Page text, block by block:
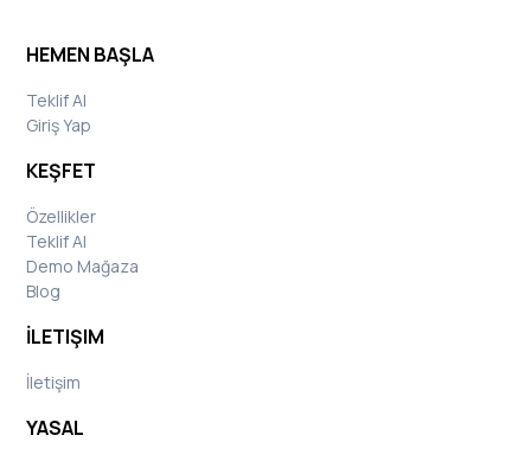
HEMEN BAŞLA
Teklif Al
Giriş Yap
KEŞFET
Özellikler
Teklif Al
Demo Mağaza
Blog
İLETIŞIM
İletişim
YASAL